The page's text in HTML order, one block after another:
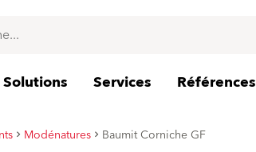
Solutions Services Références
Modénatures Baumit Corniche GF